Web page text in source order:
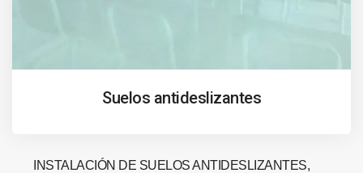
Suelos antideslizantes
INSTALACIÓN DE SUELOS ANTIDESLIZANTES,